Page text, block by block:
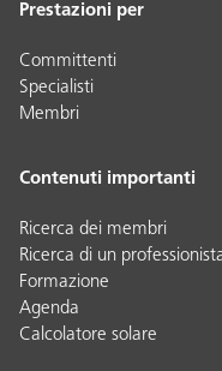
Prestazioni per
Committenti
Specialisti
Membri
Contenuti importanti
Ricerca dei membri
Ricerca di un
Formazione
Agenda
Calcolatore solare